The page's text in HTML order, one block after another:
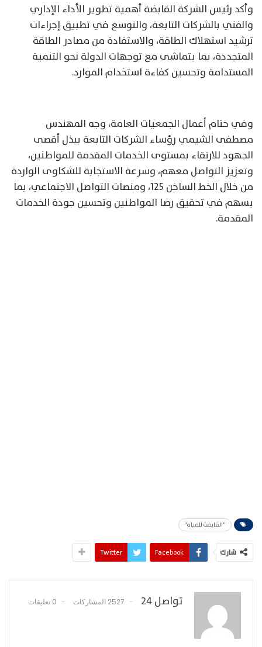
وأكد رئيس الشركة القابضة أهمية تطوير الأداء الإداري
والفني بالشركات التابعة، والتوسع في تطبيق إجراءات
ترشيد استهلاك الطاقة، والاستفادة من مصادر الطاقة
المتجددة، بما يتماشى مع توجهات الدولة نحو التنمية
المستدامة وتحسين كفاءة استخدام الموارد.
وفي ختام أعمال الجمعيات العامة، وجه المهندس
مصطفى الشيمي رؤساء الشركات التابعة ببذل أقصى
الجهود للارتقاء بمستوى الخدمات المقدمة للمواطنين،
وتعزيز التواصل معهم، وسرعة الاستجابة للشكاوى الواردة
من خلال الخط الساخن 125، ومنصات التواصل الاجتماعي، بما
يسهم في تحقيق رضا المواطنين وتحسين جودة الخدمات
المقدمة.
"القابضة للمياه"
شارك Facebook
Twitter
تواصل 24 2527 المشاركات 0 تعليقات